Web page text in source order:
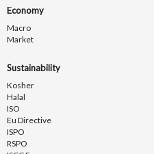
Economy
Macro
Market
Sustainability
Kosher
Halal
ISO
Eu Directive
ISPO
RSPO